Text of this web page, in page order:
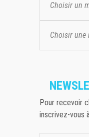
Choisir un
Choisir une
Pour recevoir
inscrivez-vous